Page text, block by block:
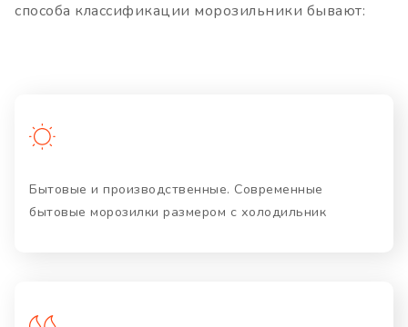
способа классификации морозильники бывают:
Бытовые и производственные. Современные
бытовые морозилки размером с холодильник